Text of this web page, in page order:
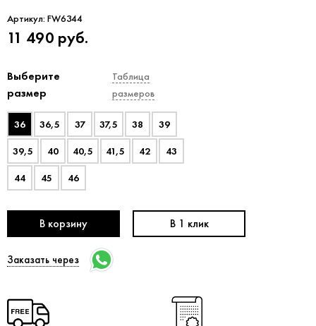
Артикул: FW6344
11 490 руб.
Выберите
размер
Таблица
размеров
36 36,5 37 37,5 38 39
39,5 40 40,5 41,5 42 43
44 45 46
В корзину В 1 клик
Заказать через